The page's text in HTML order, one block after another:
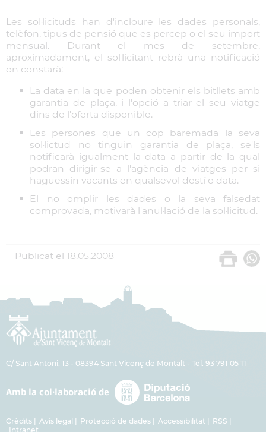
Les sol·licituds han d'incloure les dades personals,
telèfon, tipus de pensió que es percep o el seu import
mensual. Durant el mes de setembre,
aproximadament, el sol·licitant rebrà una notificació
on constarà:
La data en la que poden obtenir els bitllets amb
garantia de plaça, i l'opció a triar el seu viatge
dins de l'oferta disponible.
Les persones que un cop baremada la seva
sol·lictud no tinguin garantia de plaça, se'ls
notificarà igualment la data a partir de la qual
podran dirigir-se a l'agència de viatges per si
haguessin vacants en qualsevol destí o data.
El no omplir les dades o la seva falsedat
comprovada, motivarà l'anul·lació de la sol·licitud.
Publicat el 18.05.2008
C/ Sant Antoni, 13 - 08394 Sant Vicenç de Montalt - Tel. 93 791 05 11
Crèdits Avís legal Protecció de dades Accessibilitat
RSS
Intranet